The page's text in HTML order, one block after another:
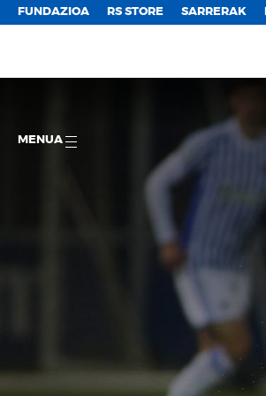
FUNDAZIOA RS STORE SARRERAK
MENUA